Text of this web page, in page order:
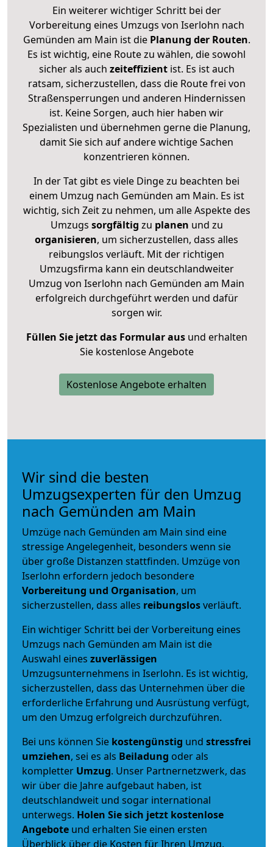
Ein weiterer wichtiger Schritt bei der
Vorbereitung eines Umzugs von Iserlohn nach
Gemünden am Main ist diePlanung der Routen.
Es ist wichtig, eine Route zu wählen, die sowohl
sicher als auch zeiteffizientist. Es ist auch
ratsam, sicherzustellen, dass die Route frei von
Straßensperrungen und anderen Hindernissen
ist. Keine Sorgen, auch hier haben wir
Spezialisten und übernehmen gerne die Planung,
damit Sie sich auf andere wichtige Sachen
konzentrieren können.
In der Tat gibt es viele Dinge zu beachten bei
einem Umzug nach Gemünden am Main. Es ist
wichtig, sich Zeit zu nehmen, um alle Aspekte des
Umzugs sorgfältig zu planen und zu
organisieren, um sicherzustellen, dass alles
reibungslos verläuft. Mit der richtigen
Umzugsfirma kann ein deutschlandweiter
Umzug von Iserlohn nach Gemünden am Main
erfolgreich durchgeführt werden und dafür
sorgen wir.
Füllen Sie jetzt das Formular ausund erhalten
Sie kostenlose Angebote
Kostenlose Angebote erhalten
Wir sind die besten
Umzugsexperten für den Umzug
nach Gemünden am Main
Umzüge nach Gemünden am Main sind eine
stressige Angelegenheit, besonders wenn sie
über große Distanzen stattfinden. Umzüge von
Iserlohn erfordern jedoch besondere
Vorbereitung und Organisation, um
sicherzustellen, dass alles reibungslosverläuft.
Ein wichtiger Schritt bei der Vorbereitung eines
Umzugs nach Gemünden am Main ist die
Auswahl eines zuverlässigen
Umzugsunternehmens in Iserlohn. Es ist wichtig,
sicherzustellen, dass das Unternehmen über die
erforderliche Erfahrung und Ausrüstung verfügt,
um den Umzug erfolgreich durchzuführen.
Bei uns können Sie kostengünstig und stressfrei
umziehen, sei es als Beiladung oder als
kompletter Umzug. Unser Partnernetzwerk, das
wir über die Jahre aufgebaut haben, ist
deutschlandweit und sogar international
unterwegs. Holen Sie sich jetzt kostenlose
Angebote und erhalten Sie einen ersten
Überblick über die Kosten für Ihren Umzug.